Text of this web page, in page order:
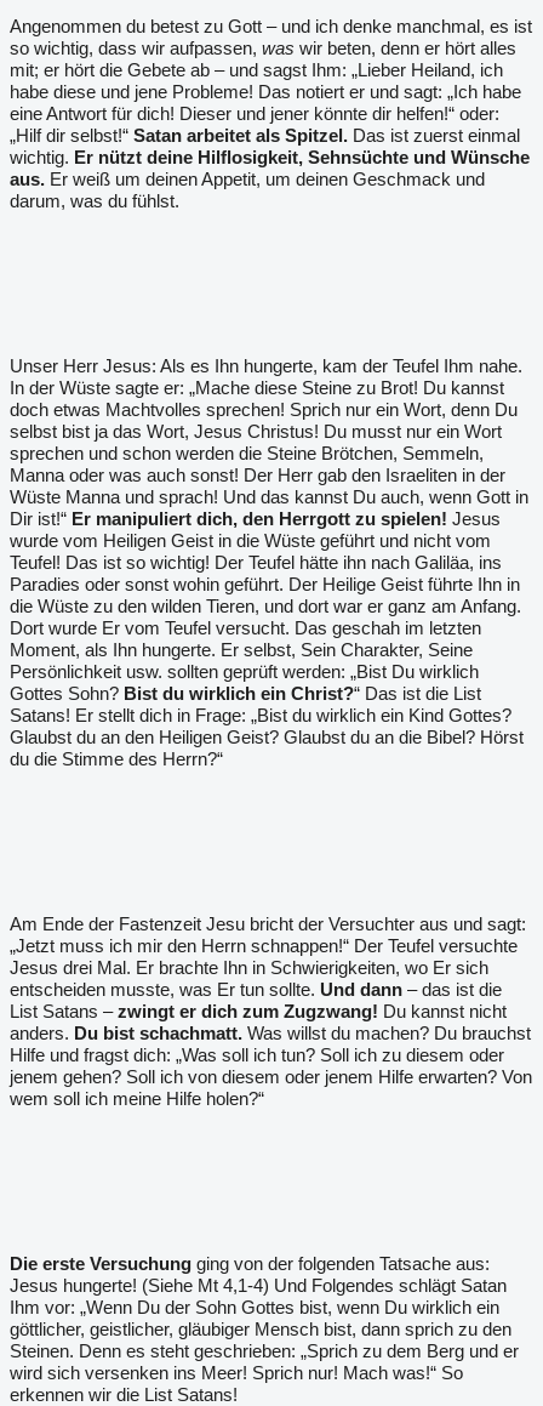
Angenommen du betest zu Gott – und ich denke manchmal, es ist
so wichtig, dass wir aufpassen, was wir beten, denn er hört alles
mit; er hört die Gebete ab – und sagst Ihm: „Lieber Heiland, ich
habe diese und jene Probleme! Das notiert er und sagt: „Ich habe
eine Antwort für dich! Dieser und jener könnte dir helfen!“ oder:
„Hilf dir selbst!“ Satan arbeitet als Spitzel. Das ist zuerst einmal
wichtig. Er nützt deine Hilflosigkeit, Sehnsüchte und Wünsche
aus. Er weiß um deinen Appetit, um deinen Geschmack und
darum, was du fühlst.
Unser Herr Jesus: Als es Ihn hungerte, kam der Teufel Ihm nahe.
In der Wüste sagte er: „Mache diese Steine zu Brot! Du kannst
doch etwas Machtvolles sprechen! Sprich nur ein Wort, denn Du
selbst bist ja das Wort, Jesus Christus! Du musst nur ein Wort
sprechen und schon werden die Steine Brötchen, Semmeln,
Manna oder was auch sonst! Der Herr gab den Israeliten in der
Wüste Manna und sprach! Und das kannst Du auch, wenn Gott in
Dir ist!“ Er manipuliert dich, den Herrgott zu spielen! Jesus
wurde vom Heiligen Geist in die Wüste geführt und nicht vom
Teufel! Das ist so wichtig! Der Teufel hätte ihn nach Galiläa, ins
Paradies oder sonst wohin geführt. Der Heilige Geist führte Ihn in
die Wüste zu den wilden Tieren, und dort war er ganz am Anfang.
Dort wurde Er vom Teufel versucht. Das geschah im letzten
Moment, als Ihn hungerte. Er selbst, Sein Charakter, Seine
Persönlichkeit usw. sollten geprüft werden: „Bist Du wirklich
Gottes Sohn? Bist du wirklich ein Christ?“ Das ist die List
Satans! Er stellt dich in Frage: „Bist du wirklich ein Kind Gottes?
Glaubst du an den Heiligen Geist? Glaubst du an die Bibel? Hörst
du die Stimme des Herrn?“
Am Ende der Fastenzeit Jesu bricht der Versuchter aus und sagt:
„Jetzt muss ich mir den Herrn schnappen!“ Der Teufel versuchte
Jesus drei Mal. Er brachte Ihn in Schwierigkeiten, wo Er sich
entscheiden musste, was Er tun sollte. Und dann – das ist die
List Satans –zwingt er dich zum Zugzwang! Du kannst nicht
anders. Du bist schachmatt. Was willst du machen? Du brauchst
Hilfe und fragst dich: „Was soll ich tun? Soll ich zu diesem oder
jenem gehen? Soll ich von diesem oder jenem Hilfe erwarten? Von
wem soll ich meine Hilfe holen?“
Die erste Versuchung ging von der folgenden Tatsache aus:
Jesus hungerte! (Siehe Mt 4,1-4) Und Folgendes schlägt Satan
Ihm vor: „Wenn Du der Sohn Gottes bist, wenn Du wirklich ein
göttlicher, geistlicher, gläubiger Mensch bist, dann sprich zu den
Steinen. Denn es steht geschrieben: „Sprich zu dem Berg und er
wird sich versenken ins Meer! Sprich nur! Mach was!“ So
erkennen wir die List Satans!